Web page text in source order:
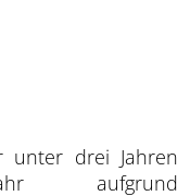
unter drei Jahren
aufgrund